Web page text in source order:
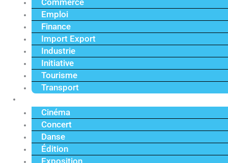
Commerce
Emploi
Finance
Import Export
Industrie
Initiative
Tourisme
Transport
Cinéma
Concert
Danse
Édition